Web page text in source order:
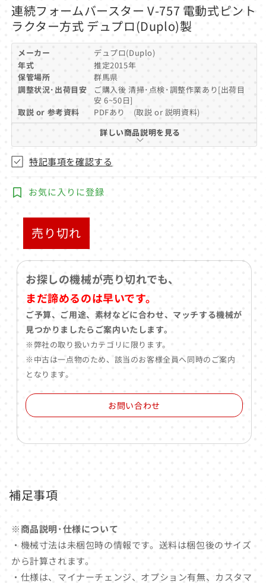
ー
ダ
ル
メ
ィ
ア
(1)
開
連続フォームバースター V-757 電動式ピント
ラクター方式 デュプロ(Duplo)製
メーカー
デュプロ(Duplo)
年式
推定2015年
保管場所
群馬県
調整状況･出荷目安
ご購入後 清掃･点検･調整作業あり[出荷目
安 6~50日]
取説 or 参考資料
PDFあり (取説 or 説明資料)
詳しい商品説明を見る
特記事項を確認する
お気に入りに登録
売り切れ
お探しの機械が売り切れでも、
まだ諦めるのは早いです。
ご予算、ご用途、素材などに合わせ、マッチする機械が
見つかりましたらご案内いたします。
※弊社の取り扱いカテゴリに限ります。
※中古は一点物のため、該当のお客様全員へ同時のご案内
となります。
お問い合わせ
補足事項
※商品説明･仕様について
・機械寸法は未梱包時の情報です。送料は梱包後のサイズ
から計算されます。
・仕様は、マイナーチェンジ、オプション有無、カスタマ